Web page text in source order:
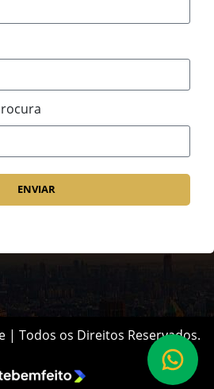
ENVIAR
| Todos os Direitos Reservados.